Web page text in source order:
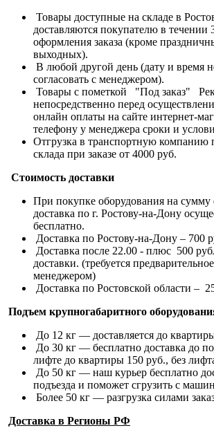
Товары доступные на складе в
доставляются покупателю в течении
оформления заказа (кроме
выходных).
В любой другой день (дату и время
согласовать с менеджером).
Товары с пометкой "Под заказ"
непосредственно перед
онлайн оплаты на сайте интернет-
телефону у менеджера сроки и
Отгрузка в транспортную компанию
склада при заказе от 4000 руб.
Стоимость доставки
При покупке оборудования на сумму
доставка по г. Ростову-на-Дону
бесплатно.
Доставка по Ростову-на-Дону – 700
Доставка после 22.00 - плюс 500
доставки. (требуется
менеджером)
Доставка по Ростовской области –
Подъем крупногабаритного
До 12 кг — доставляется до
До 30 кг — бесплатно доставка до
лифте до квартиры 150 руб., без
До 50 кг — наш курьер бесплатно
подъезда и поможет сгрузить с
Более 50 кг — разгрузка силами
Доставка в Регионы РФ